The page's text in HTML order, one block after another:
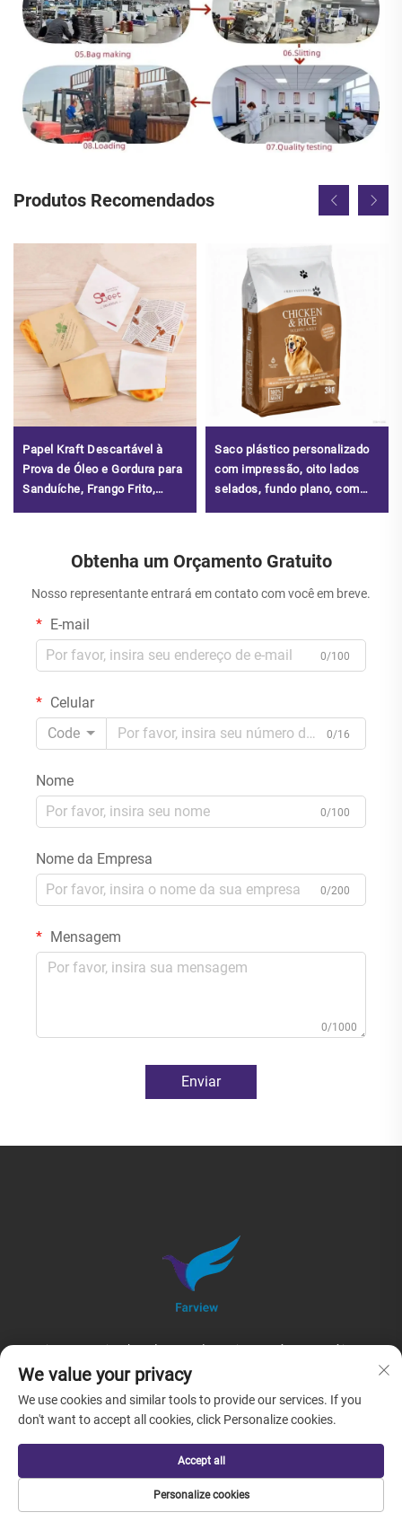
Produtos Recomendados
Papel Kraft Descartável à
Prova de Óleo e Gordura para
Sanduíche, Frango Frito,
Saco plástico personalizado
com impressão, oito lados
selados, fundo plano, com
ração para cães, sacos de
embalagem
Obtenha um Orçamento Gratuito
Nosso representante entrará em contato com você em breve.
E-mail
0/100
Celular
Code
0/16
Nome
0/100
Nome da Empresa
0/200
Mensagem
0/1000
Enviar
A Farview International Trade Co., Ltd. Pequim mantém um espírito
de melhoria contínua e perseverança, integrando tecnologias
tradicionais de embalagem com conceitos modernos de
embalagem sustentável.
Produtos
Sacos De Embalagem Plástica
We value your privacy
We use cookies and similar tools to provide our services. If you
don't want to accept all cookies, click Personalize cookies.
Personalize cookies
Accept all